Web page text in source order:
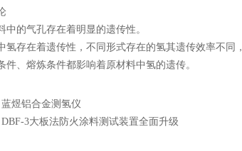
中的气孔存在着明显的遗传性。
氢存在着遗传性，不同形式存在的氢其遗传效率不同
件、熔炼条件都影响着原材料中氢的遗传。
蓝煜铝合金测氢仪
DBF-3大板法防火涂料测试装置全面升级